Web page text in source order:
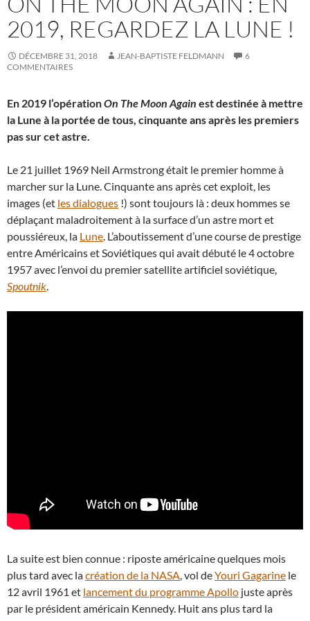
2019, REGARDEZ LA LUNE !
DÉCEMBRE 31, 2018 JEAN-BAPTISTE FELDMANN
6
COMMENTAIRES
En 2019 l’opérationOn The Moon Again est destinée à mettre
la Lune à la portée de tous, cinquante ans après les premiers
pas sur cet astre.
Le 21 juillet 1969 Neil Armstrong était le premier homme à
marcher sur la Lune. Cinquante ans après cet exploit, les
images (et les dialogues !) sont toujours là : deux hommes se
déplaçant maladroitement à la surface d’un astre mort et
poussiéreux, la Lune. L’aboutissement d’une course de prestige
entre Américains et Soviétiques qui avait débuté le 4 octobre
1957 avec l’envoi du premier satellite artificiel soviétique,
Spoutnik.
La suite est bien connue : riposte américaine quelques mois
plus tard avec lacréation de la NASA, vol deYouri Gagarine le
12 avril 1961 et lancement du programme Apollo juste après
par le président américain Kennedy. Huit ans plus tard la